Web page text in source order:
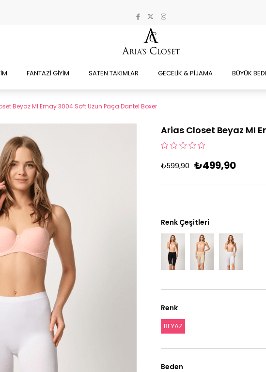
FANTAZİ GİYİM SATEN TAKIMLAR GECELİK & PİJAMA BÜYÜK
Beyaz MI Emay 3004 Soft Uzun Paça Dantel Boxer
Arias Closet Beyaz MI
₺599,90 ₺499,90
Renk Çeşitleri
Renk
BEYAZ
Beden